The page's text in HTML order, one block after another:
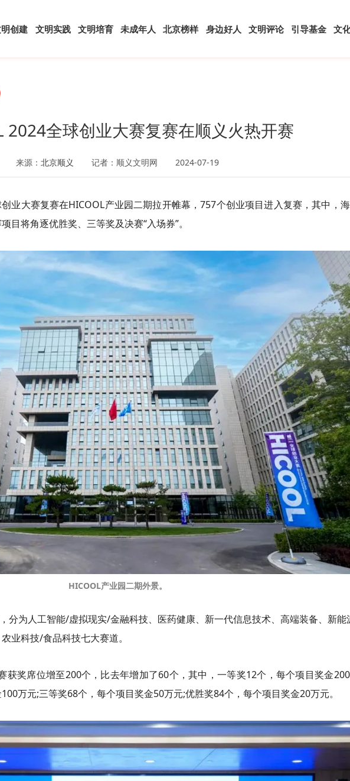
创建 文明实践 文明培育 未成年人 北京榜样 身边好人 文明评论 引导基金 文
2024全球创业大赛复赛在顺义火热开赛
来源： 北京顺义 记者：顺义文明网 2024-07-19
业大赛复赛在HICOOL产业园二期拉开帷幕，757个创业项目进入复赛，其中，
目将角逐优胜奖、三等奖及决赛“入场券”。
HICOOL产业园二期外景。
分为人工智能/虚拟现实/金融科技、医药健康、新一代信息技术、高端装备、新能
业科技/食品科技七大赛道。
获奖席位增至200个，比去年增加了60个，其中，一等奖12个，每个项目奖金
万元;三等奖68个，每个项目奖金50万元;优胜奖84个，每个项目奖金20万元。